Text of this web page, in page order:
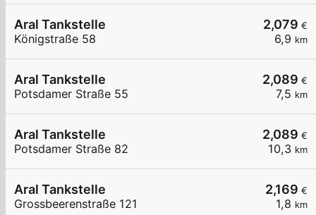
2,079 €
6,9 km
Aral Tankstelle
Königstraße 58
2,089 €
7,5 km
Aral Tankstelle
Potsdamer Straße 55
2,089 €
10,3 km
Aral Tankstelle
Potsdamer Straße 82
2,169 €
1,8 km
Aral Tankstelle
Grossbeerenstraße 121